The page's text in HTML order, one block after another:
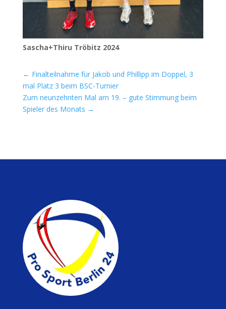
Sascha+Thiru Trö­bitz 2024
← Finalteilnahme für Jakob und Phillipp im Doppel, 3
mal Platz 3 beim BSC-Turnier
Zum neunzehnten Mal am 19. – gute Stimmung beim
Spieler des Monats →